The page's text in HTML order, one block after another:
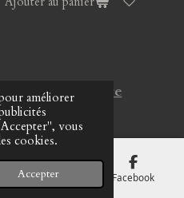
améliorer
vous
cookies.
Accepter
B.O créoles pierre
naturelle
13,00 €
Voir les détails
Carte Facebook